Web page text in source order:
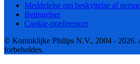
Meddelelse om beskyttelse af
Betingelser
Cookie-præferencer
© Koninklijke Philips N.V., 2004 - 2026.
forbeholdes.